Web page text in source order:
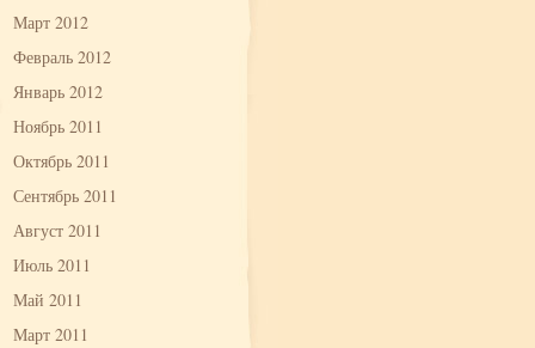
Март 2012
Февраль 2012
Январь 2012
Ноябрь 2011
Октябрь 2011
Сентябрь 2011
Август 2011
Июль 2011
Май 2011
Март 2011